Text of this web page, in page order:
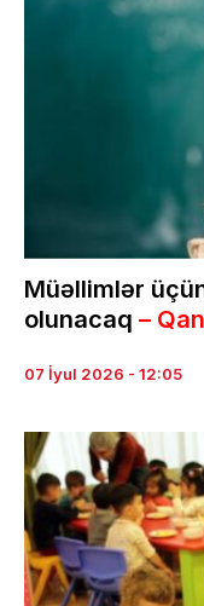
Müəllimlər
olunacaq –
07 İyul 2026 - 12:05